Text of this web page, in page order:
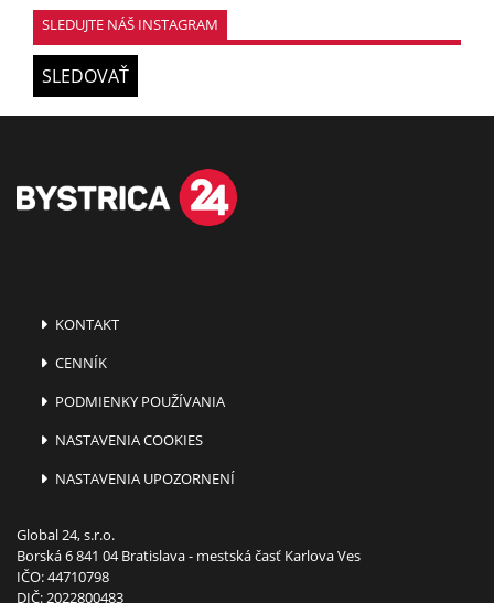
SLEDUJTE NÁŠ INSTAGRAM
SLEDOVAŤ
KONTAKT
CENNÍK
PODMIENKY POUŽÍVANIA
NASTAVENIA COOKIES
NASTAVENIA UPOZORNENÍ
Global 24, s.r.o.
Borská 6 841 04 Bratislava - mestská časť Karlova Ves
IČO: 44710798
DIČ: 2022800483